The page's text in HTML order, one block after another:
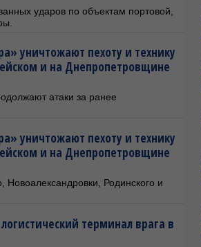
ударов по объектам портовой,
уничтожают пехоту и технику
и на Днепропетровщине
атаки за ранее
уничтожают пехоту и технику
и на Днепропетровщине
Новоалександровки, Родинского и
терминал врага в